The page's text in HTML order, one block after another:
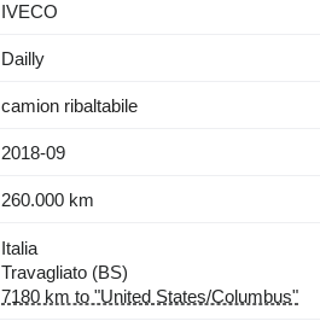
IVECO
Dailly
camion ribaltabile
2018-09
260.000 km
Italia
Travagliato (BS)
7180 km to "United States/Columbus"